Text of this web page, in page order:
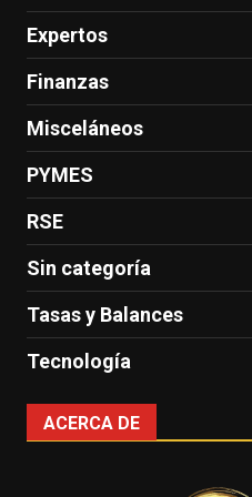
Expertos
Finanzas
Misceláneos
PYMES
RSE
Sin categoría
Tasas y Balances
Tecnología
ACERCA DE